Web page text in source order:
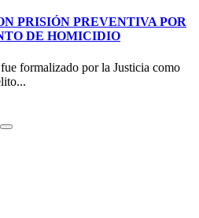
PRISIÓN PREVENTIVA POR
DE HOMICIDIO
formalizado por la Justicia como